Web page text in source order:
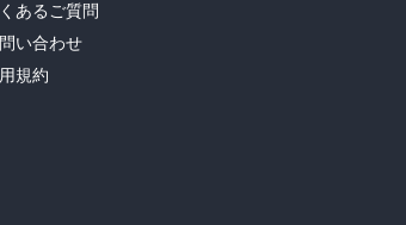
あるご質問
い合わせ
規約